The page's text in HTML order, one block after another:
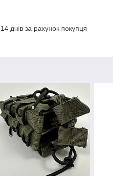
днів за рахунок покупця